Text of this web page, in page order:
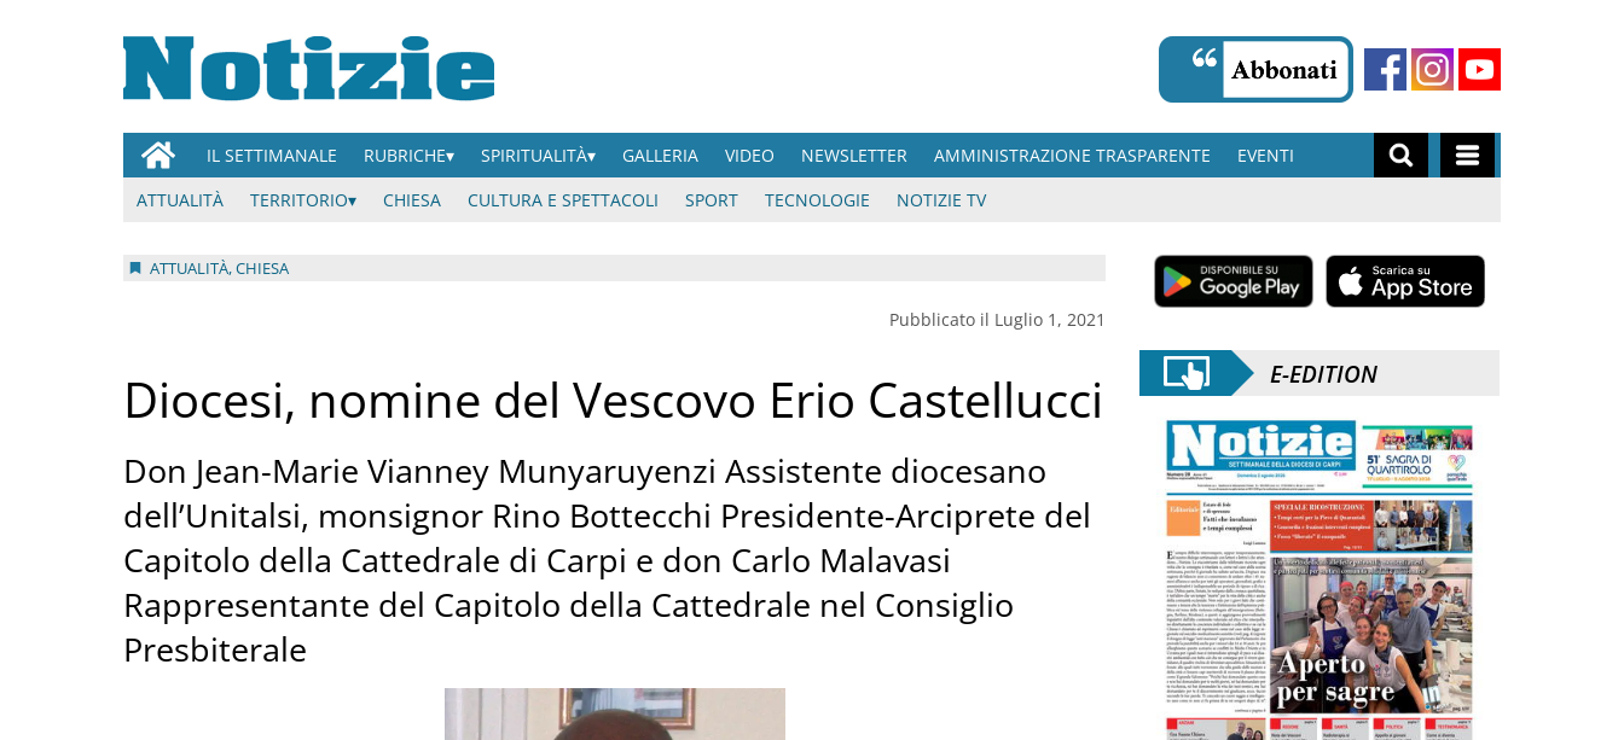
IL SETTIMANALE RUBRICHE SPIRITUALITÀ GALLERIA VIDEO NEWSLETTER AMMINISTRAZIONE TRASPARENTE
EVENTI
ATTUALITÀ
TERRITORIO CHIESA CULTURA E SPETTACOLI SPORT TECNOLOGIE NOTIZIE TV
ATTUALITÀ, CHIESA
Pubblicato il Luglio 1, 2021
Diocesi, nomine del Vescovo Erio Castellucci
Don Jean-Marie Vianney Munyaruyenzi Assistente diocesano
dell’Unitalsi, monsignor Rino Bottecchi Presidente-Arciprete del
Capitolo della Cattedrale di Carpi e don Carlo Malavasi
Rappresentante del Capitolo della Cattedrale nel Consiglio
Presbiterale
E-EDITION